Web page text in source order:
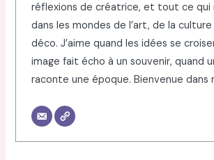
réflexions de créatrice, et tout ce qui
dans les mondes de l’art, de la
déco. J’aime quand les idées se
image fait écho à un souvenir, quand
raconte une époque. Bienvenue dans